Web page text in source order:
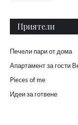
Приятели
Печели пари от дома
Апартамент за гости
Pieces of me
Идеи за готвене